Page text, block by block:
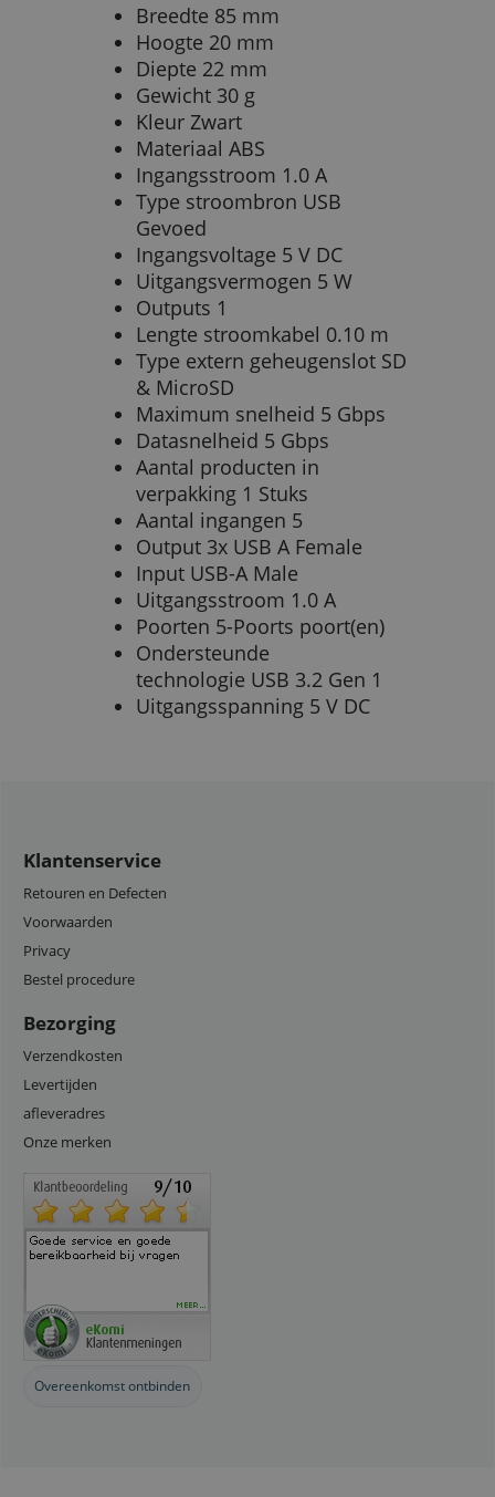
Breedte 85 mm
Hoogte 20 mm
Diepte 22 mm
Gewicht 30 g
Kleur Zwart
Materiaal ABS
Ingangsstroom 1.0 A
Type stroombron USB
Gevoed
Ingangsvoltage 5 V DC
Uitgangsvermogen 5 W
Outputs 1
Lengte stroomkabel 0.10 m
Type extern geheugenslot SD
& MicroSD
Maximum snelheid 5 Gbps
Datasnelheid 5 Gbps
Aantal producten in
verpakking 1 Stuks
Aantal ingangen 5
Output 3x USB A Female
Input USB-A Male
Uitgangsstroom 1.0 A
Poorten 5-Poorts poort(en)
Ondersteunde
technologie USB 3.2 Gen 1
Uitgangsspanning 5 V DC
Klantenservice
Retouren en Defecten
Voorwaarden
Privacy
Bestel procedure
Bezorging
Verzendkosten
Levertijden
afleveradres
Onze merken
Overeenkomst ontbinden